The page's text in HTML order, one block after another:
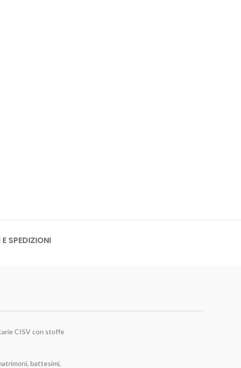
SPEDIZIONI
CISV con stoffe
battesimi,